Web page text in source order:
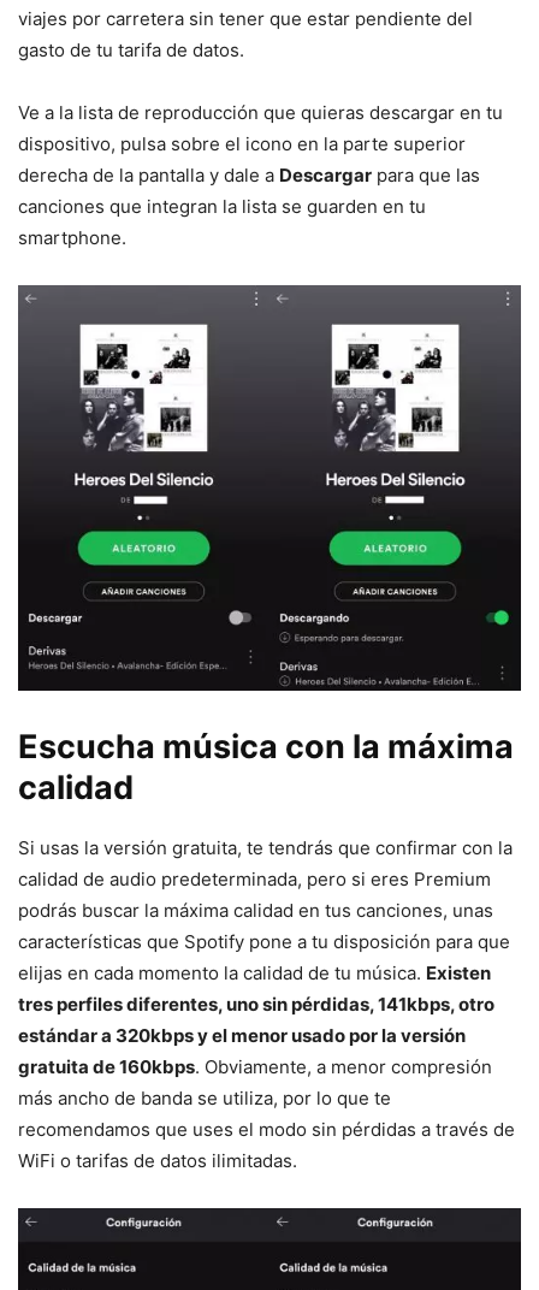
viajes por carretera sin tener que estar pendiente del
gasto de tu tarifa de datos.
Ve a la lista de reproducción que quieras descargar en tu
dispositivo, pulsa sobre el icono en la parte superior
derecha de la pantalla y dale a Descargar para que las
canciones que integran la lista se guarden en tu
smartphone.
Escucha música con la máxima
calidad
Si usas la versión gratuita, te tendrás que confirmar con la
calidad de audio predeterminada, pero si eres Premium
podrás buscar la máxima calidad en tus canciones, unas
características que Spotify pone a tu disposición para que
elijas en cada momento la calidad de tu música. Existen
tres perfiles diferentes, uno sin pérdidas, 141kbps, otro
estándar a 320kbps y el menor usado por la versión
gratuita de 160kbps. Obviamente, a menor compresión
más ancho de banda se utiliza, por lo que te
recomendamos que uses el modo sin pérdidas a través de
WiFi o tarifas de datos ilimitadas.